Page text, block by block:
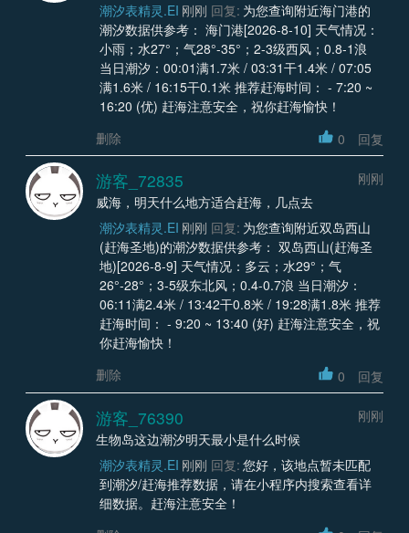
潮汐表精灵.EI 刚刚 回复: 为您查询附近海门港的
潮汐数据供参考： 海门港[2026-8-10] 天气情况：
小雨；水27°；气28°-35°；2-3级西风；0.8-1浪
当日潮汐：00:01满1.7米 / 03:31干1.4米 / 07:05
满1.6米 / 16:15干0.1米 推荐赶海时间： - 7:20 ~
16:20 (优) 赶海注意安全，祝你赶海愉快！
删除
0 回复
游客_72835
刚刚
威海，明天什么地方适合赶海，几点去
潮汐表精灵.EI 刚刚 回复: 为您查询附近双岛西山
(赶海圣地)的潮汐数据供参考： 双岛西山(赶海圣
地)[2026-8-9] 天气情况：多云；水29°；气
26°-28°；3-5级东北风；0.4-0.7浪 当日潮汐：
06:11满2.4米 / 13:42干0.8米 / 19:28满1.8米 推荐
赶海时间： - 9:20 ~ 13:40 (好) 赶海注意安全，祝
你赶海愉快！
删除
0 回复
游客_76390
刚刚
生物岛这边潮汐明天最小是什么时候
潮汐表精灵.EI 刚刚 回复: 您好，该地点暂未匹配
到潮汐/赶海推荐数据，请在小程序内搜索查看详
细数据。赶海注意安全！